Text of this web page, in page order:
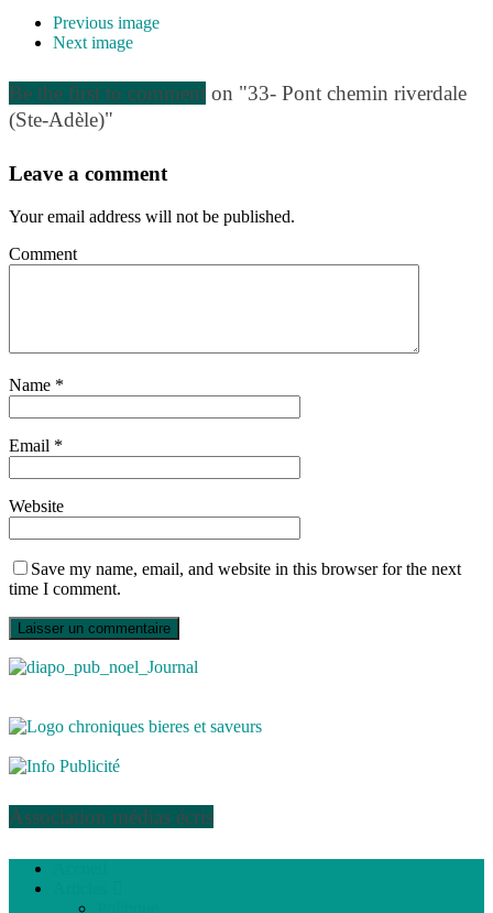
Previous image
Next image
Be the first to comment on "33- Pont chemin riverdale
(Ste-Adèle)"
Leave a comment
Your email address will not be published.
Comment
Name *
Email *
Website
Save my name, email, and website in this browser for the next
time I comment.
Association médias écris